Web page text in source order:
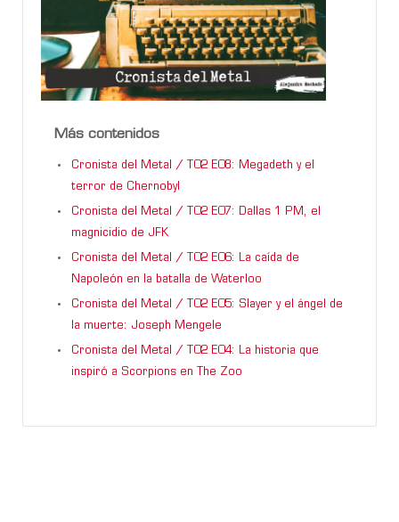
Más contenidos
Cronista del Metal / T02 E08: Megadeth y el
terror de Chernobyl
Cronista del Metal / T02 E07: Dallas 1 PM, el
magnicidio de JFK
Cronista del Metal / T02 E06: La caída de
Napoleón en la batalla de Waterloo
Cronista del Metal / T02 E05: Slayer y el ángel de
la muerte: Joseph Mengele
Cronista del Metal / T02 E04: La historia que
inspiró a Scorpions en The Zoo